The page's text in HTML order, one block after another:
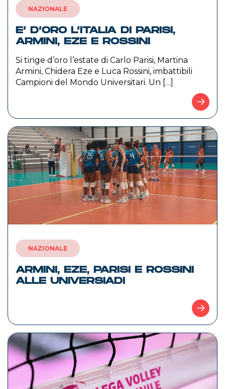
NAZIONALE
E’ D’ORO L’ITALIA DI PARISI,
ARMINI, EZE E ROSSINI
Si tinge d’oro l’estate di Carlo Parisi, Martina
Armini, Chidera Eze e Luca Rossini, imbattibili
Campioni del Mondo Universitari. Un […]
NAZIONALE
ARMINI, EZE, PARISI E ROSSINI
ALLE UNIVERSIADI